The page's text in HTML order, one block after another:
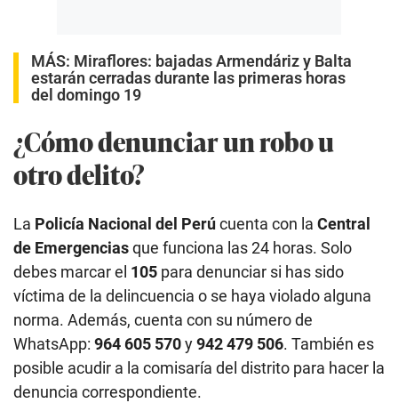
MÁS: Miraflores: bajadas Armendáriz y Balta
estarán cerradas durante las primeras horas
del domingo 19
¿Cómo denunciar un robo u
otro delito?
La Policía Nacional del Perúcuenta con la Central
de Emergenciasque funciona las 24 horas. Solo
debes marcar el 105 para denunciar si has sido
víctima de la delincuencia o se haya violado alguna
norma. Además, cuenta con su número de
WhatsApp: 964 605 570y942 479 506. También es
posible acudir a la comisaría del distrito para hacer la
denuncia correspondiente.